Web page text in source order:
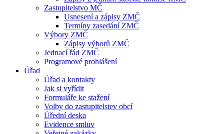
Zastupitelstvo MČ
Usnesení a zápisy ZMČ
Termíny zasedání ZMČ
Výbory ZMČ
Zápisy výborů ZMČ
Jednací řád ZMČ
Programové prohlášení
Úřad
Úřad a kontakty
Jak si vyřídit
Formuláře ke stažení
Volby do zastupitelstev obcí
Úřední deska
Evidence smluv